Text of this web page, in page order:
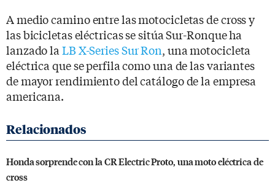
A medio camino entre las motocicletas de cross y
las bicicletas eléctricas se sitúa Sur-Ronque ha
lanzado la LB X-Series Sur Ron, una motocicleta
eléctrica que se perfila como una de las variantes
de mayor rendimiento del catálogo de la empresa
americana.
Honda sorprende con la CR Electric Proto, una moto eléctrica de
cross